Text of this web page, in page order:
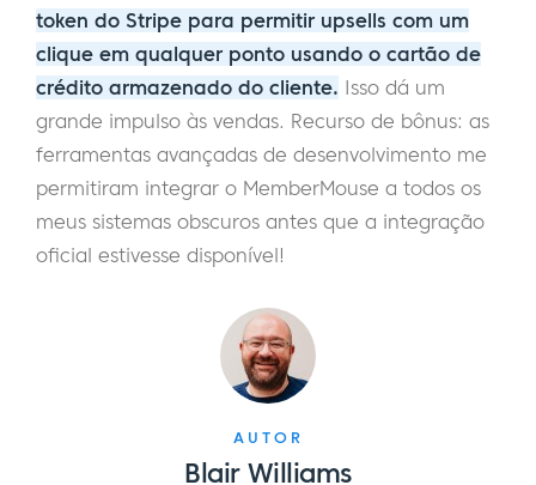
token do Stripe para permitir upsells com um
clique em qualquer ponto usando o cartão de
crédito armazenado do cliente. Isso dá um
grande impulso às vendas. Recurso de bônus: as
ferramentas avançadas de desenvolvimento me
permitiram integrar o MemberMouse a todos os
meus sistemas obscuros antes que a integração
oficial estivesse disponível!
AUTOR
Blair Williams